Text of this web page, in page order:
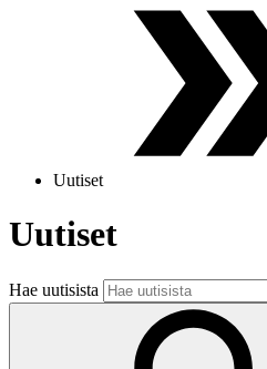
Uutiset
Uutiset
Hae uutisista